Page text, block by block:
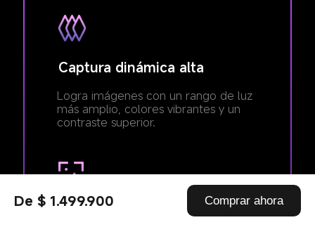
De $ 1.499.900 Comprar ahora
Captura dinámica alta
Logra imágenes con un rango de luz
más amplio, colores vibrantes y un
contraste superior.
Captura de alta calidad